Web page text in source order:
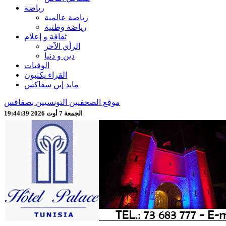
رياضة
رياضة عالمية
رياضة وطنية
ثقافة و إعلام
الرأي الآخر
دين و دنيا
الوفيات
القراء يكتبون
مايد إين سفاكس
موقع الصحفيين التونسيين بصفاقس
الجمعة 7 أوت 2026 19:44:41